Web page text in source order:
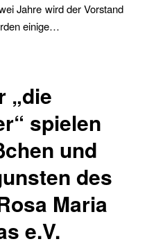
Jahre wird der Vorstand
einige…
„die
spielen
und
des
Maria
e.V.